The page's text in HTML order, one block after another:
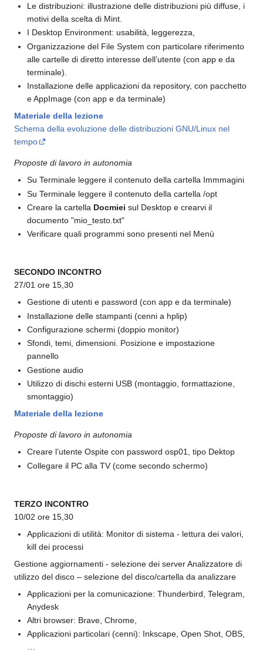
Le distribuzioni: illustrazione delle distribuzioni più diffuse, i
motivi della scelta di Mint.
I Desktop Environment: usabilità, leggerezza,
Organizzazione del File System con particolare riferimento
alle cartelle di diretto interesse dell’utente (con app e da
terminale).
Installazione delle applicazioni da repository, con pacchetto
e AppImage (con app e da terminale)
Materiale della lezione
Schema della evoluzione delle distribuzioni GNU/Linux nel
tempo
Proposte di lavoro in autonomia
Su Terminale leggere il contenuto della cartella Immmagini
Su Terminale leggere il contenuto della cartella /opt
Creare la cartella Docmiei sul Desktop e crearvi il
documento "mio_testo.txt"
Verificare quali programmi sono presenti nel Menù
SECONDO INCONTRO
27/01 ore 15,30
Gestione di utenti e password (con app e da terminale)
Installazione delle stampanti (cenni a hplip)
Configurazione schermi (doppio monitor)
Sfondi, temi, dimensioni. Posizione e impostazione
pannello
Gestione audio
Utilizzo di dischi esterni USB (montaggio, formattazione,
smontaggio)
Materiale della lezione
Proposte di lavoro in autonomia
Creare l’utente Ospite con password osp01, tipo Dektop
Collegare il PC alla TV (come secondo schermo)
TERZO INCONTRO
10/02 ore 15,30
Applicazioni di utilità: Monitor di sistema - lettura dei valori,
kill dei processi
Gestione aggiornamenti - selezione dei server Analizzatore di
utilizzo del disco – selezione del disco/cartella da analizzare
Applicazioni per la comunicazione: Thunderbird, Telegram,
Anydesk
Altri browser: Brave, Chrome,
Applicazioni particolari (cenni): Inkscape, Open Shot, OBS,
…